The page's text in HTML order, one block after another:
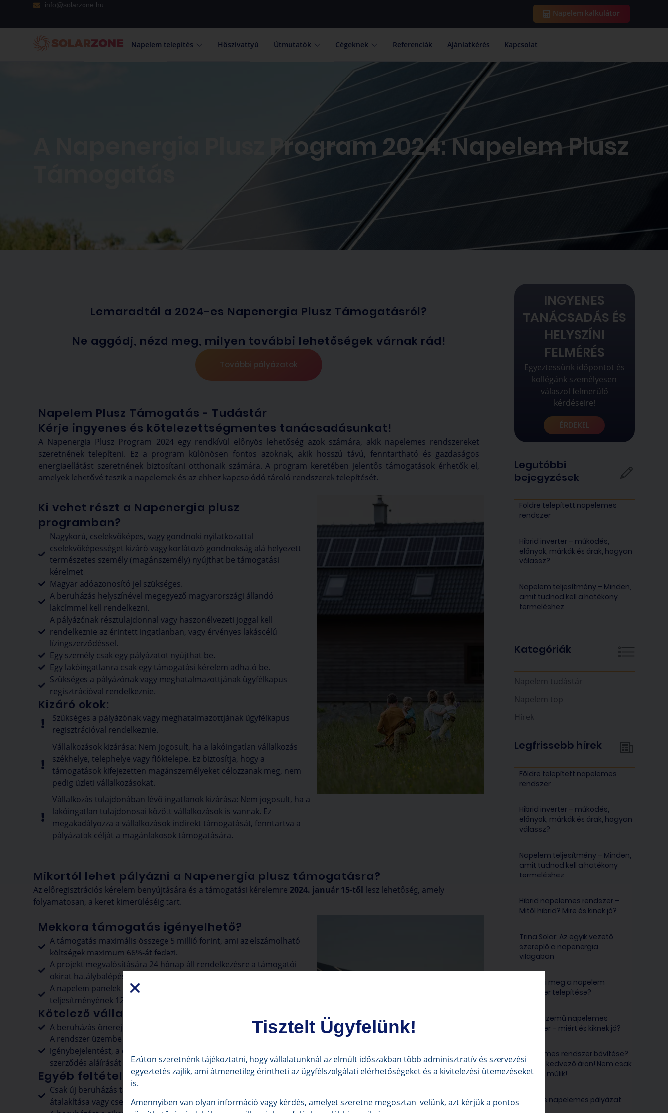
info@solarzone.hu
Napelem kalkulátor
Napelem telepítés Hőszivattyú Útmutatók Cégeknek Referenciák Ajánlatkérés Kapcsolat
A Napenergia Plusz Program 2024: Napelem Plusz
Lemaradtál a 2024-es Napenergia Plusz Támogatásról?
Ne aggódj, nézd meg, milyen további lehetőségek várnak rád!
További pályázatok
Napelem Plusz Támogatás - Tudástár
Kérje ingyenes és kötelezettségmentes tanácsadásunkat!
A Napenergia Plusz Program 2024 egy rendkívül előnyös lehetőség azok számára, akik napelemes rendszereket
szeretnének telepíteni. Ez a program különösen fontos azoknak, akik hosszú távú, fenntartható és gazdaságos
energiaellátást szeretnének biztosítani otthonaik számára. A program keretében jelentős támogatások érhetők el,
amelyek lehetővé teszik a napelemek és az ehhez kapcsolódó tároló rendszerek telepítését.
Ki vehet részt a Napenergia plusz
programban?
Nagykorú, cselekvőképes, vagy gondnoki nyilatkozattal
cselekvőképességet kizáró vagy korlátozó gondnokság alá helyezett
természetes személy (magánszemély) nyújthat be támogatási
kérelmet.
Magyar adóazonosító jel szükséges.
A beruházás helyszínével megegyező magyarországi állandó
lakcímmel kell rendelkezni.
A pályázónak résztulajdonnal vagy haszonélvezeti joggal kell
rendelkeznie az érintett ingatlanban, vagy érvényes lakáscélú
lízingszerződéssel.
Egy személy csak egy pályázatot nyújthat be.
Egy lakóingatlanra csak egy támogatási kérelem adható be.
Szükséges a pályázónak vagy meghatalmazottjának ügyfélkapus
regisztrációval rendelkeznie.
Kizáró okok:
Szükséges a pályázónak vagy meghatalmazottjának ügyfélkapus
regisztrációval rendelkeznie.
Vállalkozások kizárása: Nem jogosult, ha a lakóingatlan vállalkozás
székhelye, telephelye vagy fióktelepe. Ez biztosítja, hogy a
támogatások kifejezetten magánszemélyeket célozzanak meg, nem
pedig üzleti vállalkozásokat.
Vállalkozás tulajdonában lévő ingatlanok kizárása: Nem jogosult, ha a
lakóingatlan tulajdonosai között vállalkozások is vannak. Ez
megakadályozza a vállalkozások indirekt támogatását, fenntartva a
pályázatok célját a magánlakosok támogatására.
Mikortól lehet pályázni a Napenergia plusz támogatásra?
Az előregisztrációs kérelem benyújtására és a támogatási kérelemre 2024. január 15-től lesz lehetőség, amely
folyamatosan, a keret kimerüléséig tart.
Mekkora támogatás igényelhető?
A támogatás maximális összege 5 millió forint, ami az elszámolható
költségek maximum 66%-át fedezi.
A projekt megvalósítására 24 hónap áll rendelkezésre a támogatói
okirat hatálybalépésétől.
A napelem panelek teljesítménye nem haladhatja meg az inverter
teljesítményének 120%-át.
Kötelező vállalások:
A beruházás önerejének biztosítása.
A rendszer üzembe helyezése, ami magában foglalja az
igénybejelentést, a csatlakozási engedély megszerzését és az új
szerződés aláírását a szolgáltatóval.
Egyéb feltételek:
Csak új beruházás támogatható, meglévő rendszer bővítése,
átalakítása vagy cseréje nem.
INGYENES
TANÁCSADÁS ÉS
HELYSZÍNI
FELMÉRÉS
Egyeztessünk időpontot és
kollégánk személyesen
válaszol felmerülő
kérdéseire!
ÉRDEKEL
Legutóbbi
bejegyzések
Földre telepített napelemes
rendszer
Hibrid inverter – működés,
előnyök, márkák és árak, hogyan
válassz?
Napelem teljesítmény – Minden,
amit tudnod kell a hatékony
termeléshez
Kategóriák
Napelem tudástár
Napelem top
Hírek
Legfrissebb hírek
Földre telepített napelemes
rendszer
Hibrid inverter – működés,
előnyök, márkák és árak, hogyan
válassz?
Napelem teljesítmény – Minden,
amit tudnod kell a hatékony
termeléshez
Hibrid napelemes rendszer –
Mitől hibrid? Mire és kinek jó?
Trina Solar: Az egyik vezető
szereplő a napenergia
világában
Miért éri meg a napelem
rendszer telepítése?
Szigetüzemű napelemes
rendszer – miért és kiknek jó?
Napelemes rendszer bővítése?
Bővítés kedvező áron! Nem csak
a tetőn múlik!
100%-os napelemes pályázat
Tisztelt Ügyfelünk!
Ezúton szeretnénk tájékoztatni, hogy vállalatunknál az elmúlt időszakban több adminisztratív és szervezési
egyeztetés zajlik, ami átmenetileg érintheti az ügyfélszolgálati elérhetőségeket és a kivitelezési ütemezéseket
is.
Amennyiben van olyan információ vagy kérdés, amelyet szeretne megosztani velünk, azt kérjük a pontos